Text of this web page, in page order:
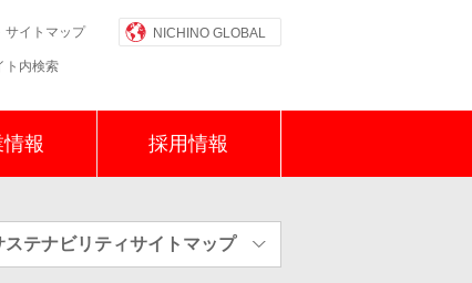
サイトマップ NICHINO GLOBAL
ト内検索
報 採用情報
ステナビリティサイトマップ